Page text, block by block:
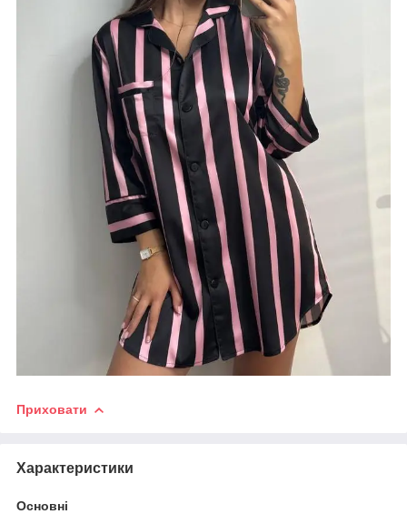
Приховати
Характеристики
Основні